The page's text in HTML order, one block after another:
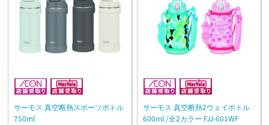
サーモス 真空断熱スポーツボトル
750ml
サーモス 真空断熱2ウェイボトル
600ml /全2カラー FJJ-601WF